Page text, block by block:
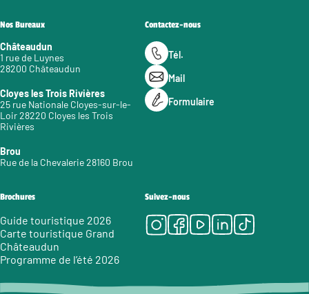
Nos Bureaux
Châteaudun
1 rue de Luynes
28200 Châteaudun
Cloyes les Trois Rivières
25 rue Nationale Cloyes-sur-le-
Loir 28220 Cloyes les Trois
Rivières
Brou
Rue de la Chevalerie 28160 Brou
Contactez-nous
Tél.
Mail
Formulaire
Brochures
Guide touristique 2026
Carte touristique Grand
Châteaudun
Programme de l’été 2026
Suivez-nous
Instagram
Facebook
Youtube
LinkedIn
Tiktok